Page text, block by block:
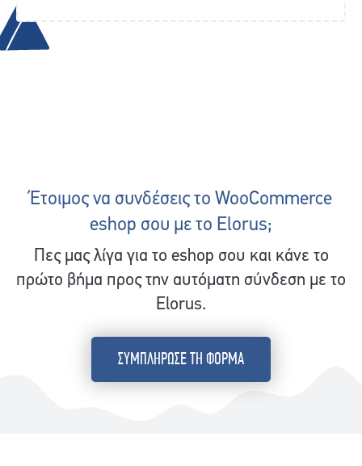
Έτοιμος να συνδέσεις το WooCommerce
eshop σου με το Elorus;
Πες μας λίγα για το eshop σου και κάνε το
πρώτο βήμα προς την αυτόματη σύνδεση με το
Elorus.
ΣΥΜΠΛΗΡΩΣΕ ΤΗ ΦΟΡΜΑ